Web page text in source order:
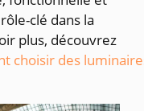
clé dans la
plus, découvrez
choisir des